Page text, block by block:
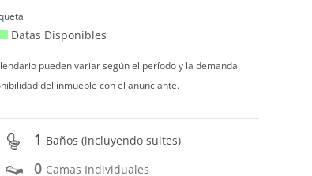
Datas Disponibles
pueden variar según el período y la demanda.
del inmueble con el anunciante.
1 Baños (incluyendo suites)
0 Camas Individuales